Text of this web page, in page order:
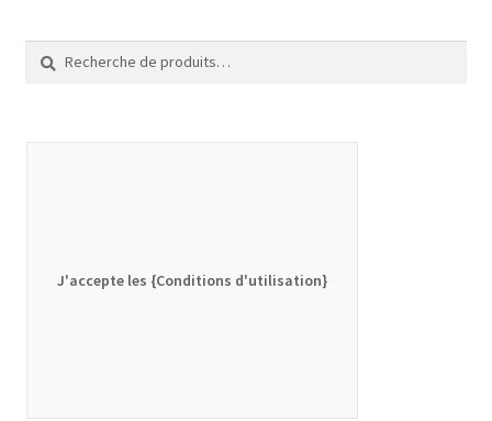
pour :
J'accepte les {Conditions d'utilisation}